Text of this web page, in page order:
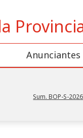
Anunciantes
Sum. BOP-S-